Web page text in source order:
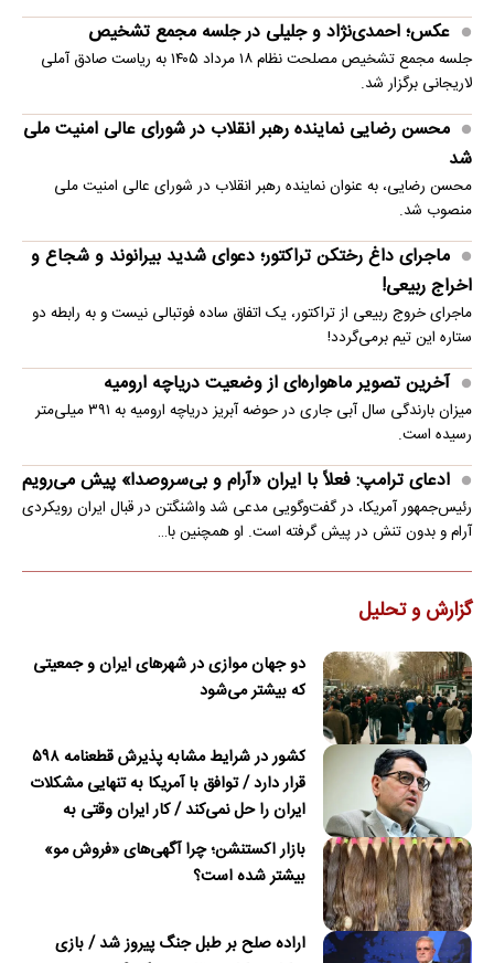
عکس؛ احمدی‌نژاد و جلیلی در جلسه مجمع تشخیص
جلسه مجمع تشخیص مصلحت نظام ۱۸ مرداد ۱۴۰۵ به ریاست صادق آملی
لاریجانی برگزار شد.
محسن رضایی نماینده رهبر انقلاب در شورای عالی امنیت ملی
شد
محسن رضایی، به عنوان نماینده رهبر انقلاب در شورای عالی امنیت ملی
منصوب شد.
ماجرای داغ رختکن تراکتور؛ دعوای شدید بیرانوند و شجاع و
اخراج ربیعی!
ماجرای خروج ربیعی از تراکتور، یک اتفاق ساده فوتبالی نیست و به رابطه دو
ستاره این تیم برمی‌گردد!
آخرین تصویر ماهواره‌ای از وضعیت دریاچه ارومیه
میزان بارندگی سال آبی جاری در حوضه آبریز دریاچه ارومیه به ۳۹۱ میلی‌متر
رسیده است.
ادعای ترامپ: فعلاً با ایران «آرام و بی‌سروصدا» پیش می‌رویم
رئیس‌جمهور آمریکا، در گفت‌وگویی مدعی شد واشنگتن در قبال ایران رویکردی
آرام و بدون تنش در پیش گرفته است. او همچنین با…
گزارش و تحلیل
دو جهان موازی در شهرهای ایران و جمعیتی
که بیشتر می‌شود
کشور در شرایط مشابه پذیرش قطعنامه ۵۹۸
قرار دارد / توافق با آمریکا به تنهایی مشکلات
ایران را حل نمی‌کند / کار ایران وقتی به
امضای ترکمانچای رسید که دیگر چاره‌ای نبود
بازار اکستنشن؛ چرا آگهی‌های «فروش مو»
بیشتر شده است؟
اراده صلح بر طبل جنگ پیروز شد / بازی